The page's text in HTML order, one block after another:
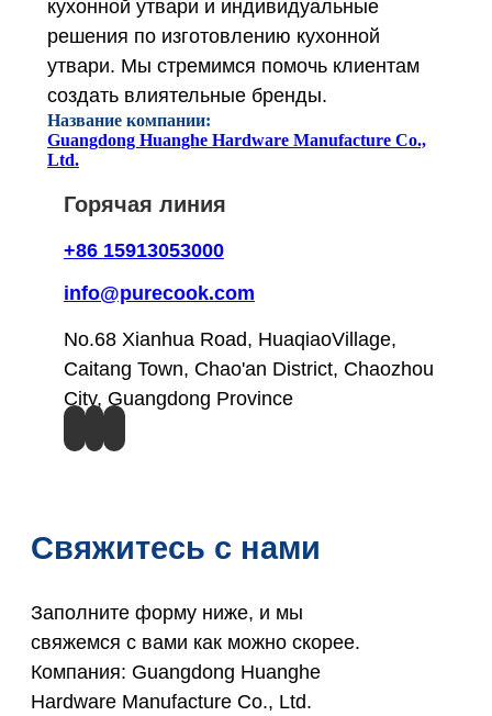
кухонной утвари и индивидуальные
решения по изготовлению кухонной
утвари. Мы стремимся помочь клиентам
создать влиятельные бренды.
Название компании:
Guangdong Huanghe Hardware Manufacture Co.,
Ltd.
Горячая линия
+86 15913053000
info@purecook.com
No.68 Xianhua Road, HuaqiaoVillage,
Caitang Town, Chao'an District, Chaozhou
City, Guangdong Province
Свяжитесь с нами
Заполните форму ниже, и мы
свяжемся с вами как можно скорее.
Компания: Guangdong Huanghe
Hardware Manufacture Co., Ltd.